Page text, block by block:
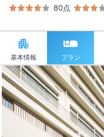
80点
基本情報 プラン